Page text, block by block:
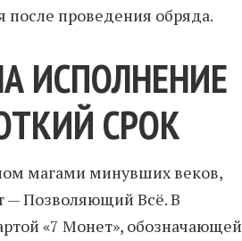
проведения обряда.
ИСПОЛНЕНИЕ
СРОК
магами минувших веков,
— Позволяющий Всё. В
«7 Монет», обозначающей